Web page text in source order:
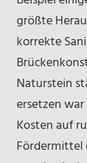
größte
korrekte
Naturstein
ersetzen
Kosten auf
Fördermittel